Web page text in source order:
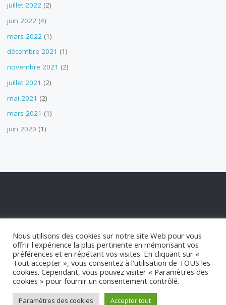
juillet 2022(2)
juin 2022(4)
mars 2022 (1)
décembre 2021 (1)
novembre 2021 (2)
juillet 2021 (2)
mai 2021 (2)
mars 2021 (1)
juin 2020 (1)
POLITIQUE DE COOKIES
STATUT APPM
©2021 appm-marseillan.com
Nous utilisons des cookies sur notre site Web pour vous
offrir l'expérience la plus pertinente en mémorisant vos
préférences et en répétant vos visites. En cliquant sur «
Tout accepter », vous consentez à l'utilisation de TOUS les
cookies. Cependant, vous pouvez visiter « Paramètres des
cookies » pour fournir un consentement contrôlé.
Paramètres des cookies Accepter tout